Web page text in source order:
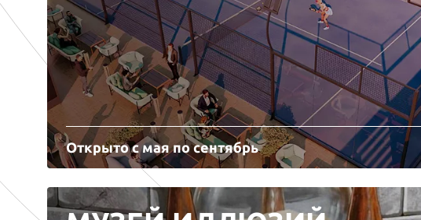
Открыто с мая по сентябрь